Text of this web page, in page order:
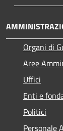
Organi di
Aree
Uffici
Enti e
Politici
Personale